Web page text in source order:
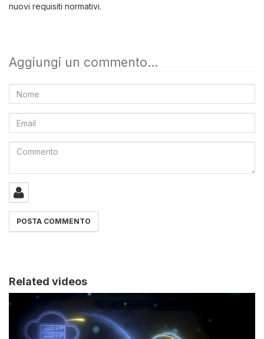
nuovi requisiti normativi.
Aggiungi un commento...
Nome
Email
Commento
Related videos